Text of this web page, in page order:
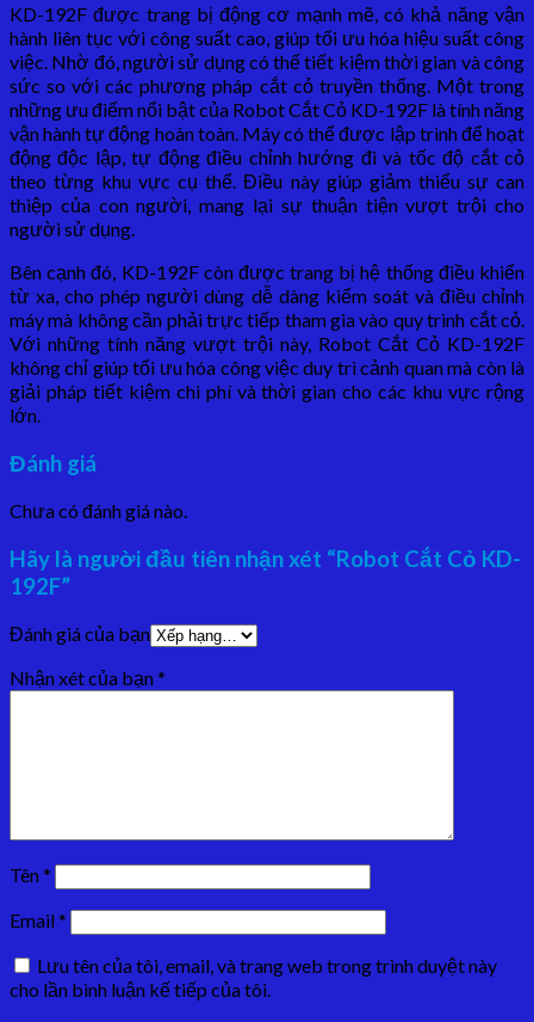
KD-192F được trang bị động cơ mạnh mẽ, có khả năng vận
hành liên tục với công suất cao, giúp tối ưu hóa hiệu suất công
việc. Nhờ đó, người sử dụng có thể tiết kiệm thời gian và công
sức so với các phương pháp cắt cỏ truyền thống. Một trong
những ưu điểm nổi bật của Robot Cắt Cỏ KD-192F là tính năng
vận hành tự động hoàn toàn. Máy có thể được lập trình để hoạt
động độc lập, tự động điều chỉnh hướng đi và tốc độ cắt cỏ
theo từng khu vực cụ thể. Điều này giúp giảm thiểu sự can
thiệp của con người, mang lại sự thuận tiện vượt trội cho
người sử dụng.
Bên cạnh đó, KD-192F còn được trang bị hệ thống điều khiển
từ xa, cho phép người dùng dễ dàng kiểm soát và điều chỉnh
máy mà không cần phải trực tiếp tham gia vào quy trình cắt cỏ.
Với những tính năng vượt trội này, Robot Cắt Cỏ KD-192F
không chỉ giúp tối ưu hóa công việc duy trì cảnh quan mà còn là
giải pháp tiết kiệm chi phí và thời gian cho các khu vực rộng
lớn.
Đánh giá
Chưa có đánh giá nào.
Hãy là người đầu tiên nhận xét “Robot Cắt Cỏ KD-
192F”
Đánh giá của bạn
Nhận xét của bạn*
Tên*
Email*
Lưu tên của tôi, email, và trang web trong trình duyệt này
cho lần bình luận kế tiếp của tôi.